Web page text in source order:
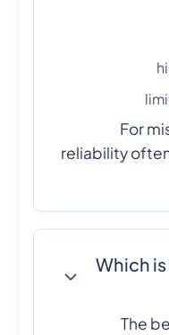
For
reliability
Which
The